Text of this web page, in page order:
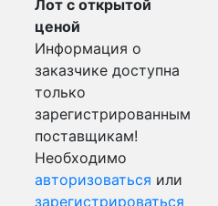
Лот с открытой
ценой
Информация о
заказчике доступна
только
зарегистрированным
поставщикам!
Необходимо
авторизоваться или
зарегистрироваться